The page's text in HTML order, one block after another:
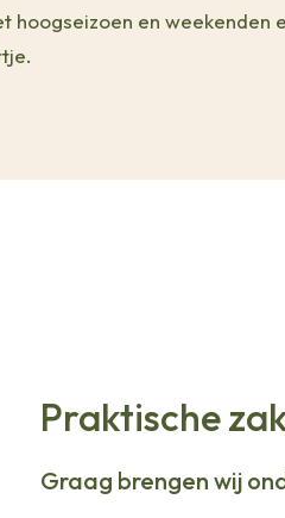
hoogseizoen en weekenden
Praktische
Graag brengen wij